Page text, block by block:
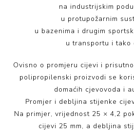
na industrijskim
u protupožarnim
u bazenima i drugim
u transportu i tako
Ovisno o promjeru cijevi i
polipropilenski proizvodi se
domaćih cjevovoda i
Promjer i debljina stijenke
Na primjer, vrijednost 25 × 4,2
cijevi 25 mm, a debljina